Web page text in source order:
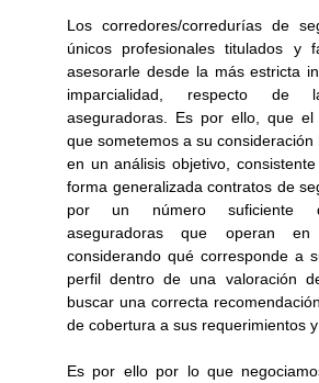
Los corredores/corredurías de
únicos profesionales titulados y
asesorarle desde la más estricta
imparcialidad, respecto de
aseguradoras. Es por ello, que el
que sometemos a su consideración
en un análisis objetivo,
forma generalizada contratos de
por un número suficiente
aseguradoras que operan
considerando qué corresponde a
perfil dentro de una valoración
buscar una correcta
de cobertura a sus requerimientos
Es por ello por lo que